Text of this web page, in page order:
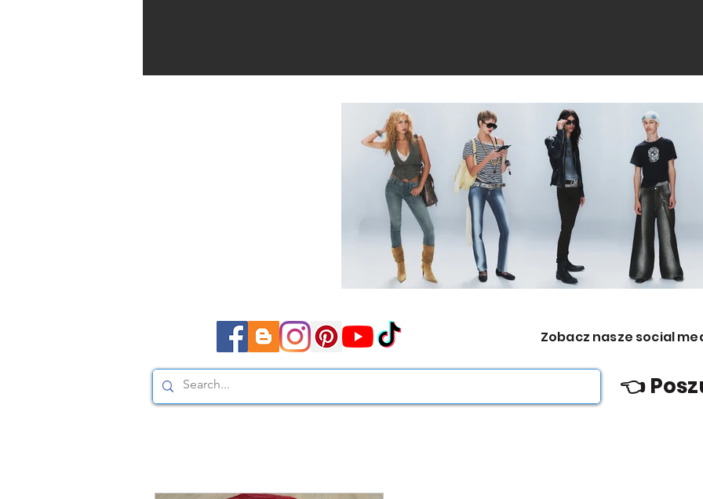
Moda, styl, ubrania i promocje dla Ciebie WEEKDAY.
Moda, styl, ubrania i promocje dla Ciebie WEEKDAY. Zobacz nasze social
👈